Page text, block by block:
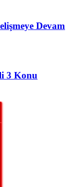
Devam
3 Konu